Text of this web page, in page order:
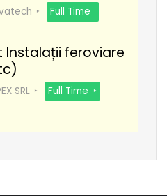
Full Time
feroviare
SRL
Full Time